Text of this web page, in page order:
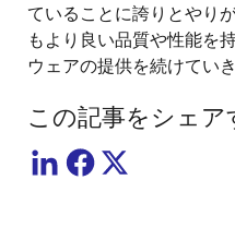
ていることに誇りとやり
もより良い品質や性能を
ウェアの提供を続けていき
この記事をシェア